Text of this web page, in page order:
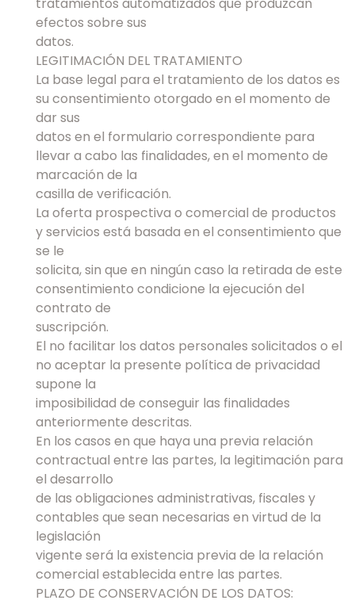
efectos sobre sus
datos.
LEGITIMACIÓN DEL TRATAMIENTO
La base legal para el tratamiento de los datos es
su consentimiento otorgado en el momento de
dar sus
datos en el formulario correspondiente para
llevar a cabo las finalidades, en el momento de
marcación de la
casilla de verificación.
La oferta prospectiva o comercial de productos
y servicios está basada en el consentimiento que
se le
solicita, sin que en ningún caso la retirada de este
consentimiento condicione la ejecución del
contrato de
suscripción.
El no facilitar los datos personales solicitados o el
no aceptar la presente política de privacidad
supone la
imposibilidad de conseguir las finalidades
anteriormente descritas.
En los casos en que haya una previa relación
contractual entre las partes, la legitimación para
el desarrollo
de las obligaciones administrativas, fiscales y
contables que sean necesarias en virtud de la
legislación
vigente será la existencia previa de la relación
comercial establecida entre las partes.
PLAZO DE CONSERVACIÓN DE LOS DATOS: